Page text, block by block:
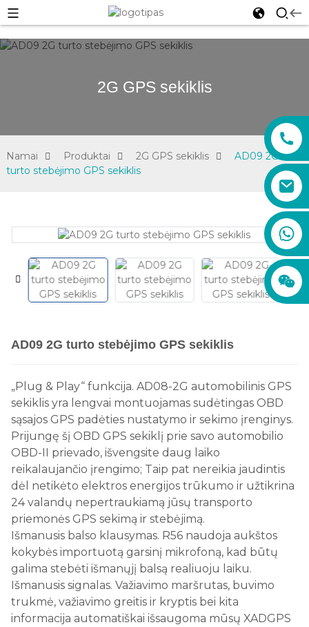
+86 188 7850 0956
+86 159 8670 4515
+86 159 8667 0464
2G GPS sekiklis
Namai Produktai 2G GPS sekiklis
AD09 2G
turto stebėjimo GPS sekiklis
AD09 2G turto stebėjimo GPS sekiklis
„Plug & Play“ funkcija. AD08-2G automobilinis GPS
sekiklis yra lengvai montuojamas sudėtingas OBD
sąsajos GPS padėties nustatymo ir sekimo įrenginys.
Prijungę šį OBD GPS sekiklį prie savo automobilio
OBD-II prievado, išvengsite daug laiko
reikalaujančio įrengimo; Taip pat nereikia jaudintis
dėl netikėto elektros energijos trūkumo ir užtikrina
24 valandų nepertraukiamą jūsų transporto
priemonės GPS sekimą ir stebėjimą.
Išmanusis balso klausymas. R56 naudoja aukštos
kokybės importuotą garsinį mikrofoną, kad būtų
galima stebėti išmanųjį balsą realiuoju laiku.
Išmanusis signalas. Važiavimo maršrutas, buvimo
trukmė, važiavimo greitis ir kryptis bei kita
informacija automatiškai išsaugoma mūsų XADGPS